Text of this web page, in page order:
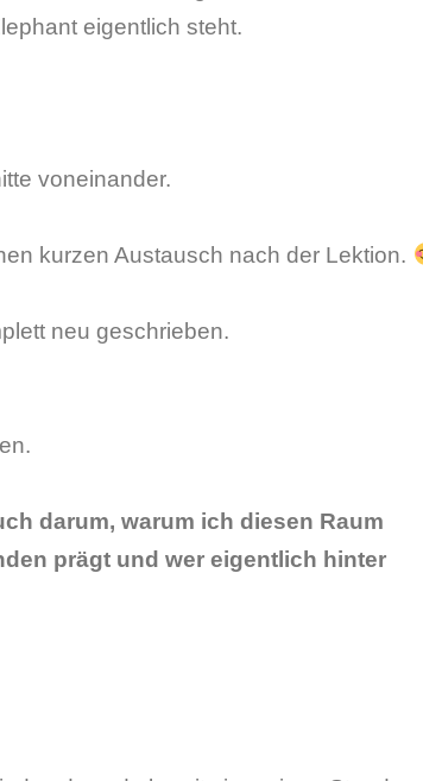
eigentlich steht.
voneinander.
kurzen Austausch nach der Lektion.
neu geschrieben.
darum, warum ich diesen Raum
prägt und wer eigentlich hinter